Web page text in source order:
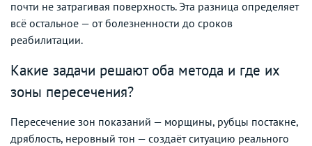
почти не затрагивая поверхность. Эта разница определяет
всё остальное — от болезненности до сроков
реабилитации.
Какие задачи решают оба метода и где их
зоны пересечения?
Пересечение зон показаний — морщины, рубцы постакне,
дряблость, неровный тон — создаёт ситуацию реального